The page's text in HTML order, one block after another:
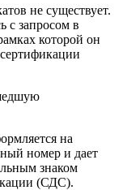
не существует.
с запросом в
которой он
на
номер и дает
знаком
(СДС).